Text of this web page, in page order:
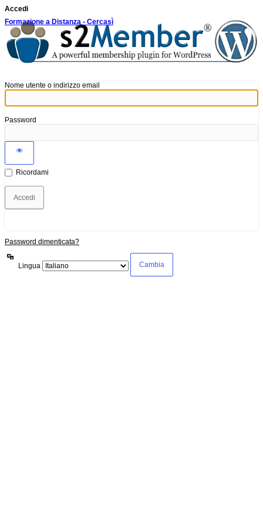
Accedi
Formazione a Distanza - Cercasì
Nome utente o indirizzo email
Password
Ricordami
Password dimenticata?
Lingua